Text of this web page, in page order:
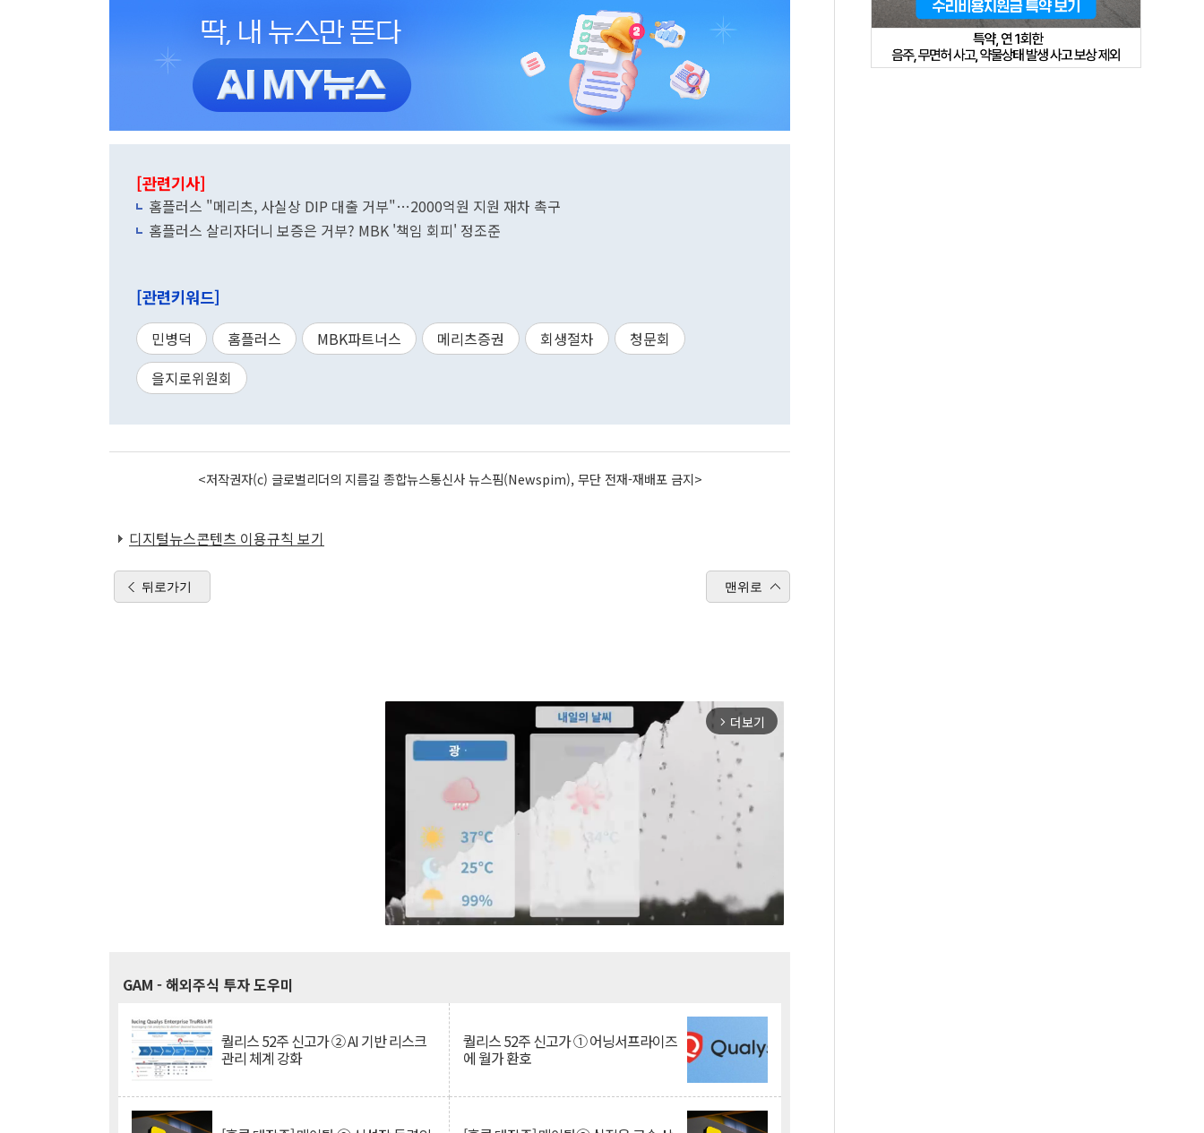
[관련기사]
홈플러스 "메리츠, 사실상 DIP 대출 거부"…2000억원 지원 재차 촉구
홈플러스 살리자더니 보증은 거부? MBK '책임 회피' 정조준
[관련키워드]
민병덕 홈플러스 MBK파트너스 메리츠증권 회생절차
청문회
을지로위원회
<저작권자(c) 글로벌리더의 지름길 종합뉴스통신사 뉴스핌(Newspim), 무단 전재-재배포 금지>
디지털뉴스콘텐츠 이용규칙 보기
뒤로가기 맨위로
arrow_forward_ios 더보기
GAM - 해외주식 투자 도우미
퀄리스 52주 신고가 ② AI 기반 리스크
관리 체계 강화
퀄리스 52주 신고가 ① 어닝서프라이즈
에 월가 환호